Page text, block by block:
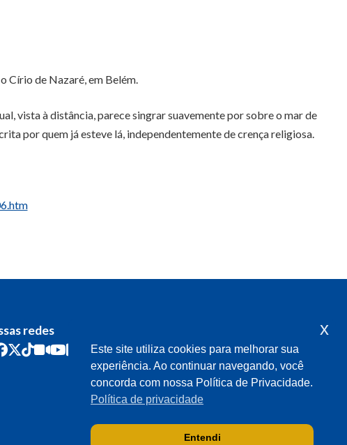
Círio de Nazaré, em Belém.
vista à distância, parece singrar suavemente por sobre o mar de
por quem já esteve lá, independentemente de crença religiosa.
redes
Este site utiliza cookies para melhorar sua
experiência. Ao continuar navegando, você
concorda com nossa Política de Privacidade.
Política de privacidade
Entendi
x